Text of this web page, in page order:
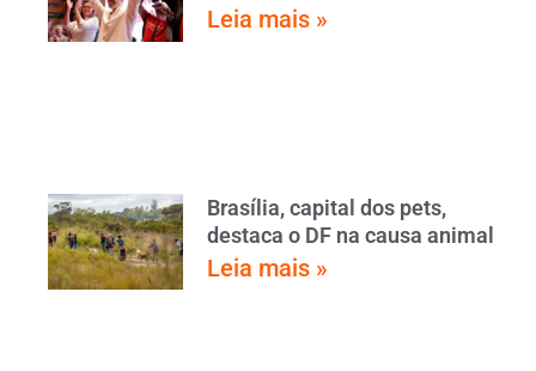
Leia mais »
Brasília, capital dos pets,
destaca o DF na causa animal
Leia mais »